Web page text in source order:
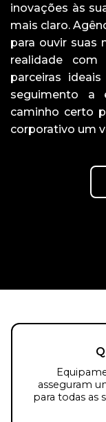
inovações às
mais claro.
para ouvir suas
realidade com
parceiras
seguimento a
caminho certo
corporativo um
asseguram
para todas as